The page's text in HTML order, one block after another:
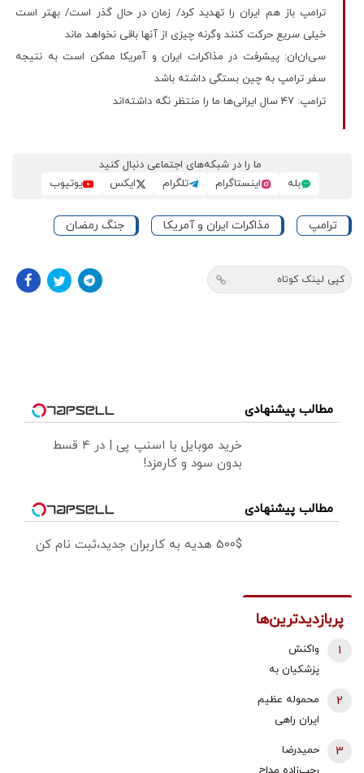
ترامپ باز هم ایران را تهدید کرد/ زمان در حال گذر است/ بهتر است
خیلی سریع حرکت کنند وگرنه چیزی از آنها باقی نخواهد ماند
سی‌ان‌ان: پیشرفت در مذاکرات ایران و آمریکا ممکن است به نتیجه
سفر ترامپ به چین بستگی داشته باشد
ترامپ: ۴۷ سال ایرانی‌ها ما را منتظر نگه داشته‌اند
ما را در شبکه‌های اجتماعی دنبال کنید
بله
اینستاگرام تلگرام ایکس یوتیوب
ترامپ مذاکرات ایران و آمریکا جنگ رمضان
کپی لینک کوتاه
مطالب پیشنهادی
خرید موبایل با اسنپ پی | در ۴ قسط
بدون سود و کارمزد!
مطالب پیشنهادی
500$ هدیه به کاربران جدید،ثبت نام کن
پربازدیدترین‌ها
واکنش
پزشکیان به
استعفا تایید
1
محموله عظیم
ایران راهی
2
حمیدرضا
3